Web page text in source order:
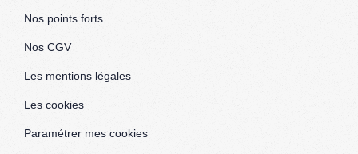
Nos points forts
Nos CGV
Les mentions légales
Les cookies
Paramétrer mes cookies